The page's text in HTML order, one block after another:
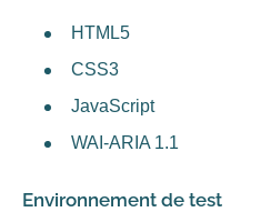
HTML5
CSS3
JavaScript
WAI-ARIA 1.1
Environnement de test